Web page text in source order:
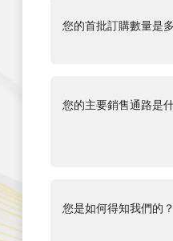
您的首批訂購數量是
您的主要銷售通路是
您是如何得知我們的？